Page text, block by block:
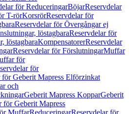
för ReduceringarBöjarReservdelar
T-rörKorsrörReservdelar för
Reservdelar för Övergångar ej
löstagbaraReservdelar för
löstagbaraKompensatorerReservdelar
Reservdelar för FörslutningarMuffar
för
för
Geberit Mapress Elförzinkat
och
Geberit Mapress KopparGeberit
för Geberit Mapress
MuffarReduceringarReservdelar för